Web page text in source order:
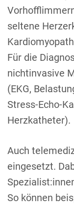
seltene
Für die
nichtinvasive
(EKG,
Stress-Echo-
Herzkatheter).
Auch
eingesetzt.
So können